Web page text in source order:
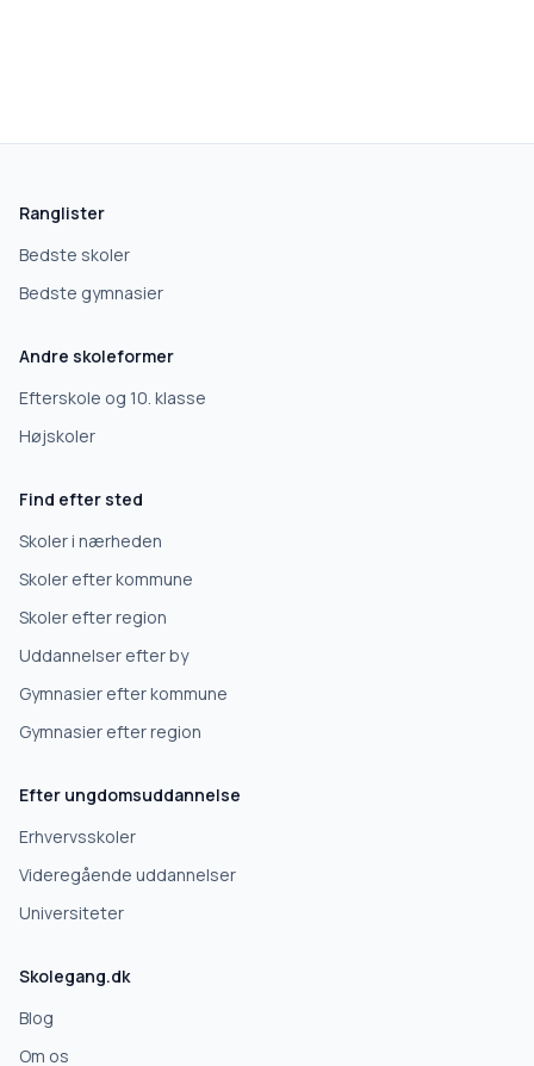
Hvad leder du efter?
Grundskole
10. klasse
Erhvervsuddannelse
Videregående uddannelse
Ranglister
Bedste skoler
Bedste gymnasier
Andre skoleformer
Efterskole og 10. klasse
Højskoler
Find efter sted
Skoler i nærheden
Skoler efter kommune
Skoler efter region
Uddannelser efter by
Gymnasier efter kommune
Gymnasier efter region
Efter ungdomsuddannelse
Erhvervsskoler
Videregående uddannelser
Universiteter
Skolegang.dk
Blog
Om os